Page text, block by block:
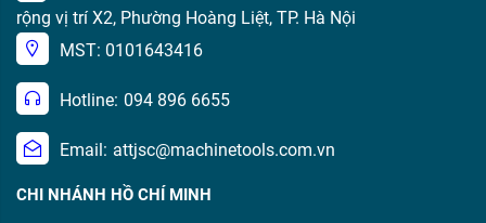
rộng vị trí X2, Phường Hoàng Liệt, TP. Hà Nội
MST: 0101643416
Hotline: 094 896 6655
Email: attjsc@machinetools.com.vn
CHI NHÁNH HỒ CHÍ MINH